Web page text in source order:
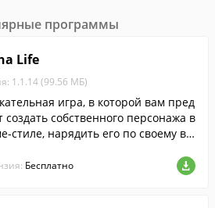
программы
Life
1.1.14 (99.56 МБ)
игра, в которой вам пред
создать собственного персонажа в
стиле, нарядить его по своему вк
с другими персонажами.
Бесплатно